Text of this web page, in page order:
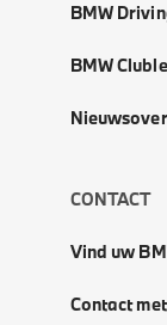
BMW
BMW
CONTACT
Vind uw
Contact